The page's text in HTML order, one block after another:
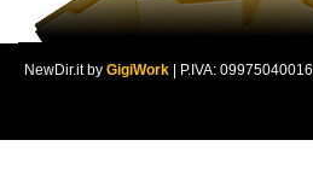
NewDir.it by GigiWork | P.IVA: 09975040016